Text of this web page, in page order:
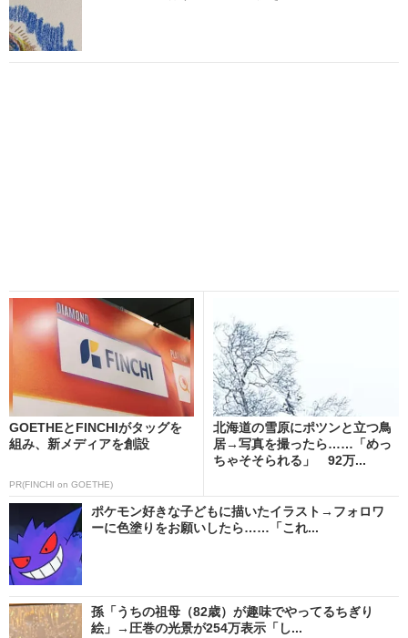
GOETHEとFINCHIがタッグを
組み、新メディアを創設
PR(FINCHI on GOETHE)
北海道の雪原にポツンと立つ鳥
居→写真を撮ったら……「めっ
ちゃそそられる」 92万...
ポケモン好きな子どもに描いたイラスト→フォロワ
ーに色塗りをお願いしたら……「これ...
孫「うちの祖母（82歳）が趣味でやってるちぎり
絵」→圧巻の光景が254万表示「し...